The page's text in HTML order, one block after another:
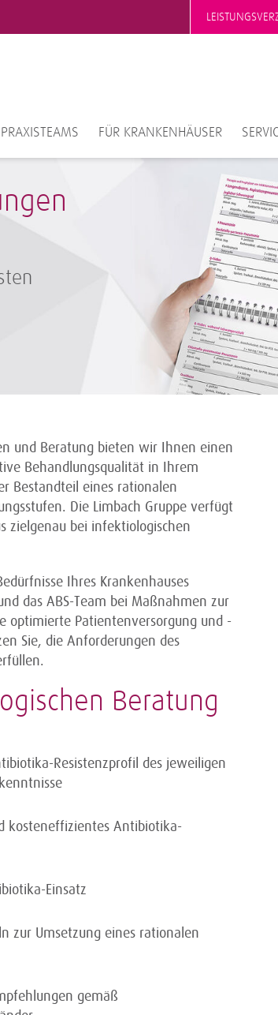
FÜR KRANKENHÄUSER
und Beratung bieten wir Ihnen einen
Behandlungsqualität in Ihrem
Bestandteil eines rationalen
Die Limbach Gruppe verfügt
zielgenau bei infektiologischen
Ihres Krankenhauses
das ABS-Team bei Maßnahmen zur
optimierte Patientenversorgung und -
Sie, die Anforderungen des
Beratung
Resistenzprofil des jeweiligen
kosteneffizientes Antibiotika-
Einsatz
zur Umsetzung eines rationalen
gemäß